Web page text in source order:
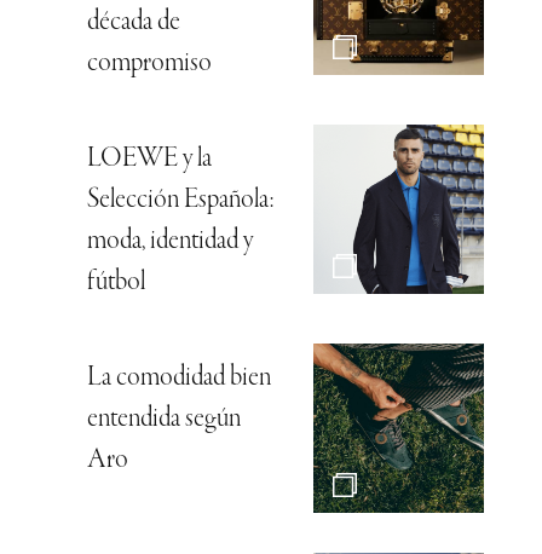
década de
compromiso
LOEWE y la
Selección Española:
moda, identidad y
fútbol
La comodidad bien
entendida según
Aro